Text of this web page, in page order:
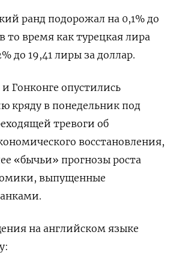
ранд подорожал на 0,1% до
то время как турецкая лира
до 19,41 лиры за доллар.
Гонконге опустились
кряду в понедельник под
тревоги об
восстановления,
«бычьи» прогнозы роста
выпущенные
на английском языке